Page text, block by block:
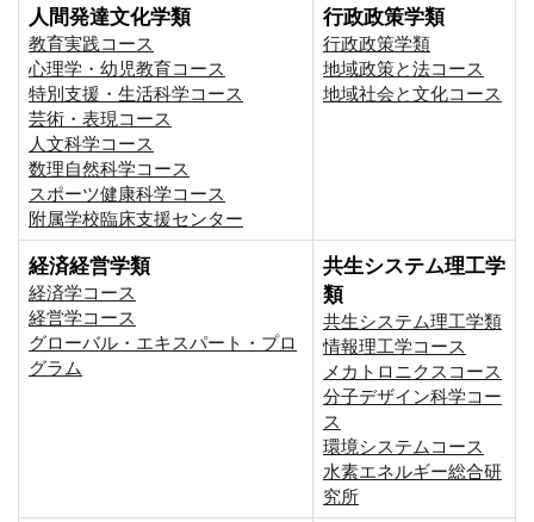
人間発達文化学類
教育実践コース
心理学・幼児教育コース
特別支援・生活科学コース
芸術・表現コース
人文科学コース
数理自然科学コース
スポーツ健康科学コース
附属学校臨床支援センター
行政政策学類
行政政策学類
地域政策と法コース
地域社会と文化コース
経済経営学類
経済学コース
経営学コース
グローバル・エキスパート・プロ
グラム
共生システム理工学
類
共生システム理工学類
情報理工学コース
メカトロニクスコース
分子デザイン科学コー
ス
環境システムコース
⽔素エネルギー総合研
究所